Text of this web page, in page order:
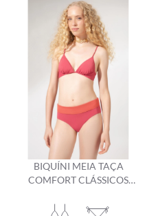
BIQUÍNI MEIA TAÇA
COMFORT CLÁSSICOS